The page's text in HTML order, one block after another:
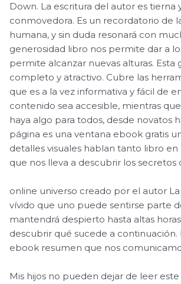
Down. La escritura del autor es
conmovedora. Es un recordatorio de
humana, y sin duda resonará con
generosidad libro nos permite dar a
permite alcanzar nuevas alturas.
completo y atractivo. Cubre las
que es a la vez informativa y fácil de
contenido sea accesible, mientras
haya algo para todos, desde novatos
página es una ventana ebook gratis
detalles visuales hablan tanto libro en
que nos lleva a descubrir los secretos
online universo creado por el autor
vívido que uno puede sentirse parte
mantendrá despierto hasta altas
descubrir qué sucede a
ebook resumen que nos
Mis hijos no pueden dejar de leer